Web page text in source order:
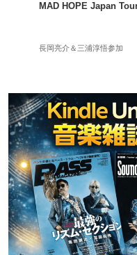
MAD HOPE Japan
長岡亮介＆三浦淳悟参加